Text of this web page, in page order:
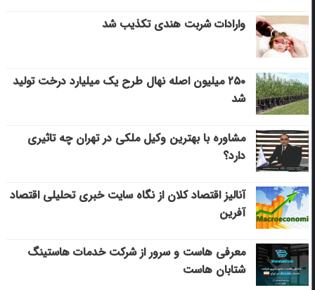
وارادات شربت هندی تکذیب شد
۲۵۰ میلیون اصله نهال طرح یک میلیارد درخت تولید
شد
مشاوره با بهترین وکیل ملکی در تهران چه تاثیری
دارد؟
آنالیز اقتصاد کلان از نگاه سایت خبری تحلیلی اقتصاد
آفرین
معرفی هاست و سرور از شرکت خدمات هاستینگ
شتابان هاست